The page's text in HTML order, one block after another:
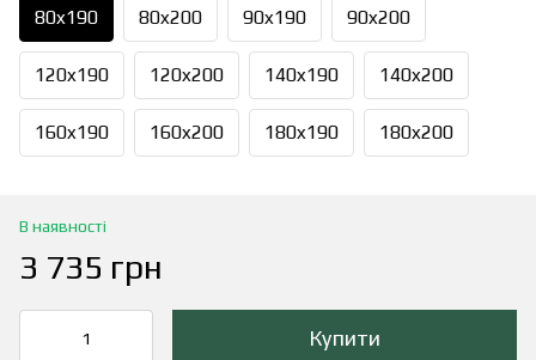
80x190 80x200 90x190 90x200
120x190 120x200 140x190 140x200
160x190 160x200 180x190 180x200
В наявності
3 735 грн
Купити